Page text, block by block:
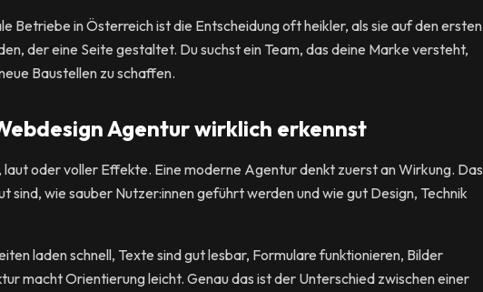
Betriebe in Österreich ist die Entscheidung oft heikler, als sie auf den ersten
der eine Seite gestaltet. Du suchst ein Team, das deine Marke versteht,
Baustellen zu schaffen.
Agentur wirklich erkennst
oder voller Effekte. Eine moderne Agentur denkt zuerst an Wirkung. Das
sind, wie sauber Nutzer:innen geführt werden und wie gut Design, Technik
laden schnell, Texte sind gut lesbar, Formulare funktionieren, Bilder
macht Orientierung leicht. Genau das ist der Unterschied zwischen einer